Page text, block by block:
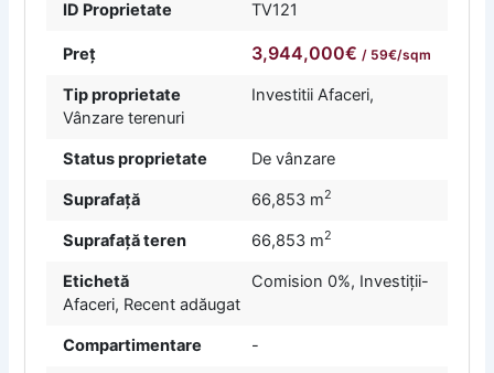
ID Proprietate TV121
Preț 3,944,000€ / 59€/sqm
Tip proprietate Investitii Afaceri,
Vânzare terenuri
Status proprietate De vânzare
Suprafață 66,853 m2
Suprafață teren 66,853 m2
Etichetă Comision 0%, Investiții-
Afaceri, Recent adăugat
Compartimentare -